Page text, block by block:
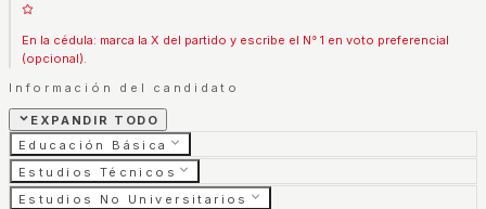
En la cédula: marca la X del partido y escribe el N° 1 en voto preferencial
(opcional).
Información del candidato
EXPANDIR TODO
Educación Básica
Estudios Técnicos
Estudios No Universitarios